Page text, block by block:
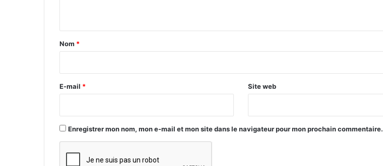
a
e
Nom *
E-mail * Site web
Enregistrer mon nom, mon e-mail et mon site dans le navigateur pour mon prochain commentaire.